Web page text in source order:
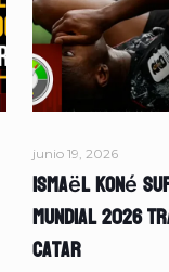
junio 19, 2026
Ismaël Koné
Mundial 2026
Catar